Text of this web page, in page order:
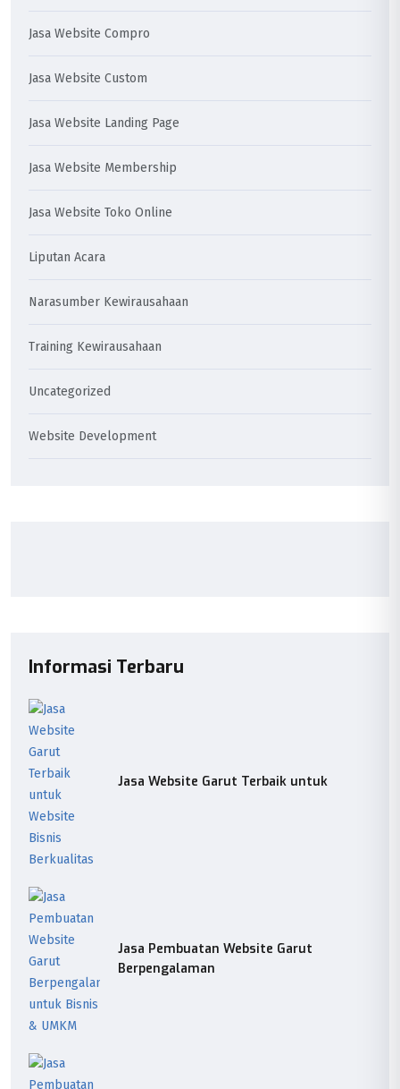
Jasa Website Compro
Jasa Website Custom
Jasa Website Landing Page
Jasa Website Membership
Jasa Website Toko Online
Liputan Acara
Narasumber Kewirausahaan
Training Kewirausahaan
Uncategorized
Website Development
Informasi Terbaru
Jasa Website Garut Terbaik untuk
Jasa Pembuatan Website Garut
Berpengalaman